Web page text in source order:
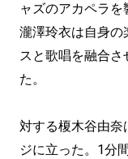
ャズのアカペラを
瀧澤玲衣は自身の
スと歌唱を融合さ
た。
対する榎木谷由奈
ジに立った。1分